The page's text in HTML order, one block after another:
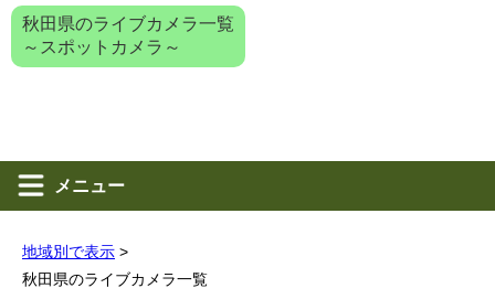
秋田県のライブカメラ一覧
～スポットカメラ～
メニュー
地域別で表示 >
秋田県のライブカメラ一覧